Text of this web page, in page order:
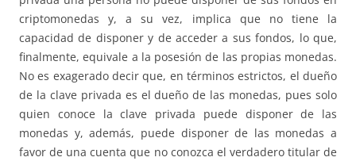
criptomonedas y, a su vez, implica que no tiene la
capacidad de disponer y de acceder a sus fondos, lo que,
finalmente, equivale a la posesión de las propias monedas.
No es exagerado decir que, en términos estrictos, el dueño
de la clave privada es el dueño de las monedas, pues solo
quien conoce la clave privada puede disponer de las
monedas y, además, puede disponer de las monedas a
favor de una cuenta que no conozca el verdadero titular de